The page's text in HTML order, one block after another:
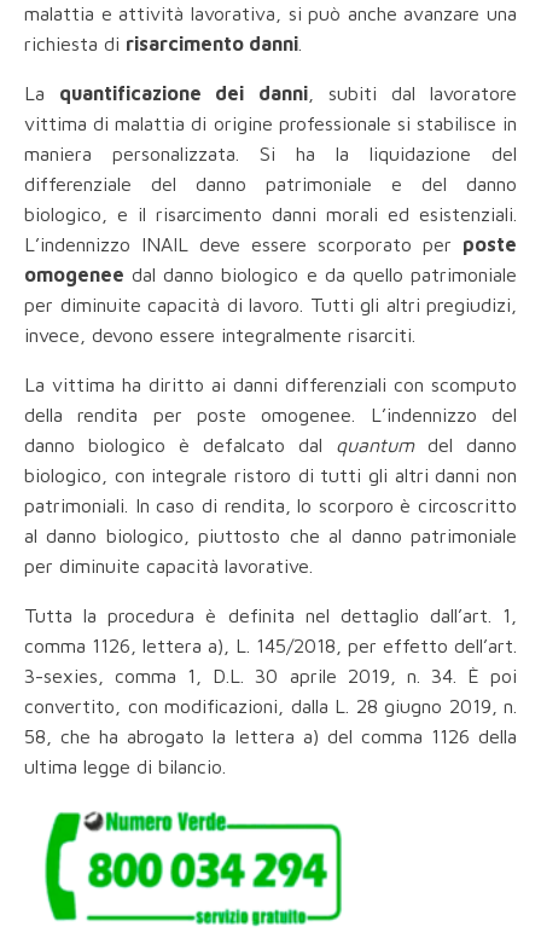
malattia e attività lavorativa, si può anche avanzare una
richiesta di risarcimento danni
La quantificazione dei danni, subiti dal lavoratore
vittima di malattia di origine professionale si stabilisce in
maniera personalizzata. Si ha la liquidazione del
differenziale del danno patrimoniale e del danno
biologico, e il risarcimento danni morali ed esistenziali.
L’indennizzo INAIL deve essere scorporato per poste
omogenee dal danno biologico e da quello patrimoniale
per diminuite capacità di lavoro. Tutti gli altri pregiudizi,
invece, devono essere integralmente risarciti.
La vittima ha diritto ai danni differenziali con scomputo
della rendita per poste omogenee. L’indennizzo del
danno biologico è defalcato dal quantumdel danno
biologico, con integrale ristoro di tutti gli altri danni non
patrimoniali. In caso di rendita, lo scorporo è circoscritto
al danno biologico, piuttosto che al danno patrimoniale
per diminuite capacità lavorative.
Tutta la procedura è definita nel dettaglio dall’art. 1,
comma 1126, lettera a), L. 145/2018, per effetto dell’art.
3-sexies, comma 1, D.L. 30 aprile 2019, n. 34. È poi
convertito, con modificazioni, dalla L. 28 giugno 2019, n.
58, che ha abrogato la lettera a) del comma 1126 della
ultima legge di bilancio.